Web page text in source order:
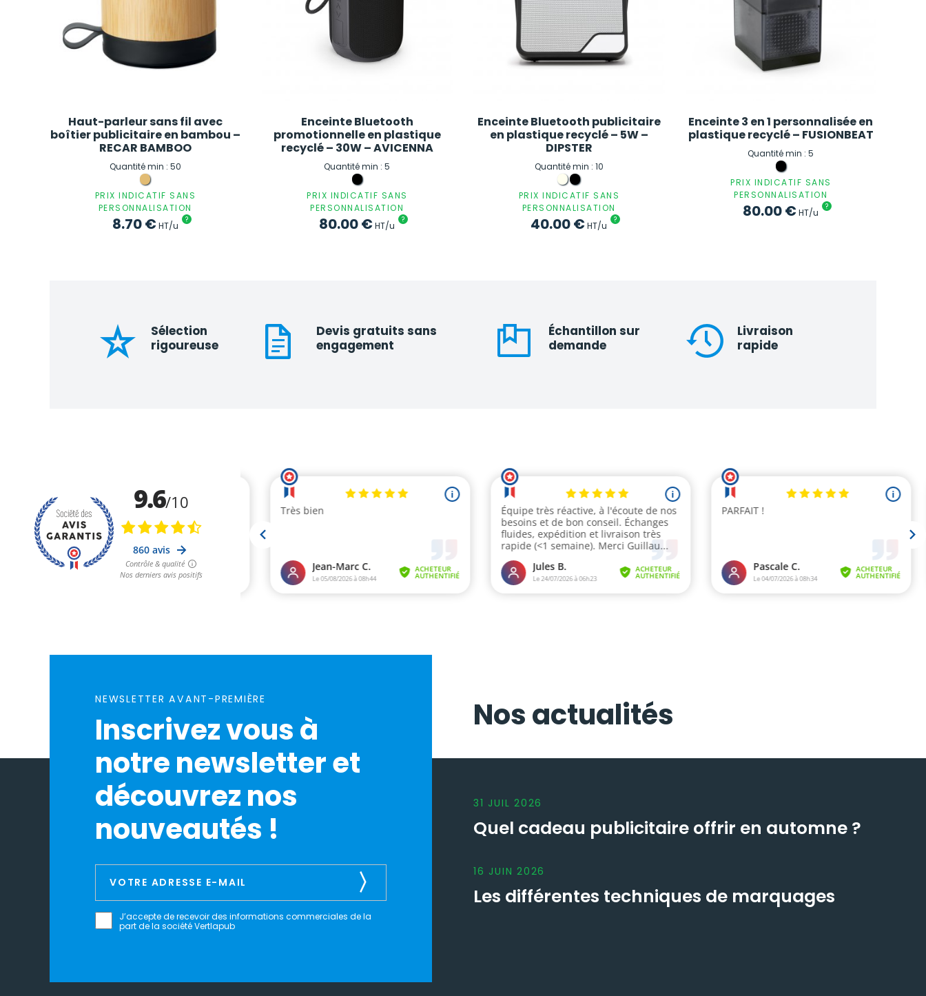
Haut-parleur sans fil avec
boîtier publicitaire en bambou –
RECAR BAMBOO
Quantité min : 50
PRIX INDICATIF SANS
PERSONNALISATION
8.70€HT/u
?
Enceinte Bluetooth
promotionnelle en plastique
recyclé – 30W – AVICENNA
Quantité min : 5
PRIX INDICATIF SANS
PERSONNALISATION
80.00€HT/u
?
Enceinte Bluetooth publicitaire
en plastique recyclé – 5W –
DIPSTER
Quantité min : 10
PRIX INDICATIF SANS
PERSONNALISATION
40.00€HT/u
?
Enceinte 3 en 1 personnalisée en
plastique recyclé – FUSIONBEAT
Quantité min : 5
PRIX INDICATIF SANS
PERSONNALISATION
80.00€HT/u
?
Sélection
rigoureuse
Devis gratuits sans
engagement
Échantillon sur
demande
Livraison
rapide
NEWSLETTER AVANT-PREMIÈRE
Inscrivez vous à
notre newsletter et
découvrez nos
nouveautés !
J’accepte de recevoir des informations commerciales de la
part de la société Vertlapub
Nos actualités
31 JUIL 2026
Quel cadeau publicitaire offrir en automne ?
16 JUIN 2026
Les différentes techniques de marquages